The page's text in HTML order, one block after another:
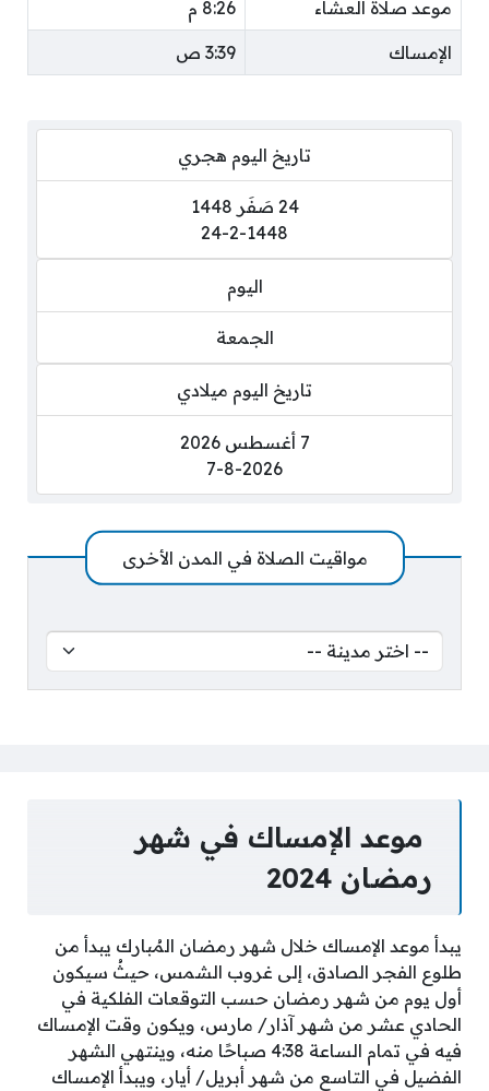
موعد صلاة العشاء 8:26 م
الإمساك 3:39 ص
تاريخ اليوم هجري
24 صَفَر 1448
24-2-1448
اليوم
الجمعة
تاريخ اليوم ميلادي
7 أغسطس 2026
7-8-2026
مواقيت الصلاة في المدن الأخرى
موعد الإمساك في شهر
رمضان 2024
يبدأ موعد الإمساك خلال شهر رمضان المُبارك يبدأ من
طلوع الفجر الصادق، إلى غروب الشمس، حيثُ سيكون
أول يوم من شهر رمضان حسب التوقعات الفلكية في
الحادي عشر من شهر آذار/ مارس، ويكون وقت الإمساك
فيه في تمام الساعة 4:38 صباحًا منه، وينتهي الشهر
الفضيل في التاسع من شهر أبريل/ أيار، ويبدأ الإمساك